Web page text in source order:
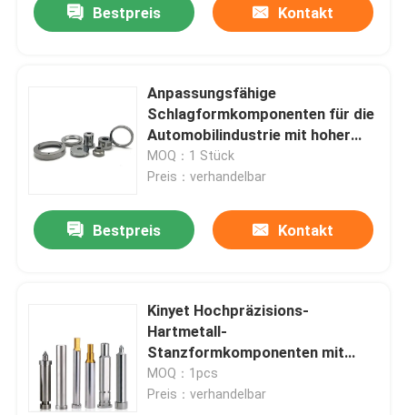
VR Show
Bestpreis Kontakt
Anpassungsfähige
Schlagformkomponenten für die
Automobilindustrie mit hoher
Abnutzungsbeständigkeit und
Schlagfestigkeit
MOQ：1 Stück
Preis：verhandelbar
Bestpreis Kontakt
Kinyet Hochpräzisions-
Hartmetall-
Stanzformkomponenten mit
±0,001 mm Genauigkeit und
RZ~~0,2 µm Oberflächenrauheit
MOQ：1pcs
Preis：verhandelbar